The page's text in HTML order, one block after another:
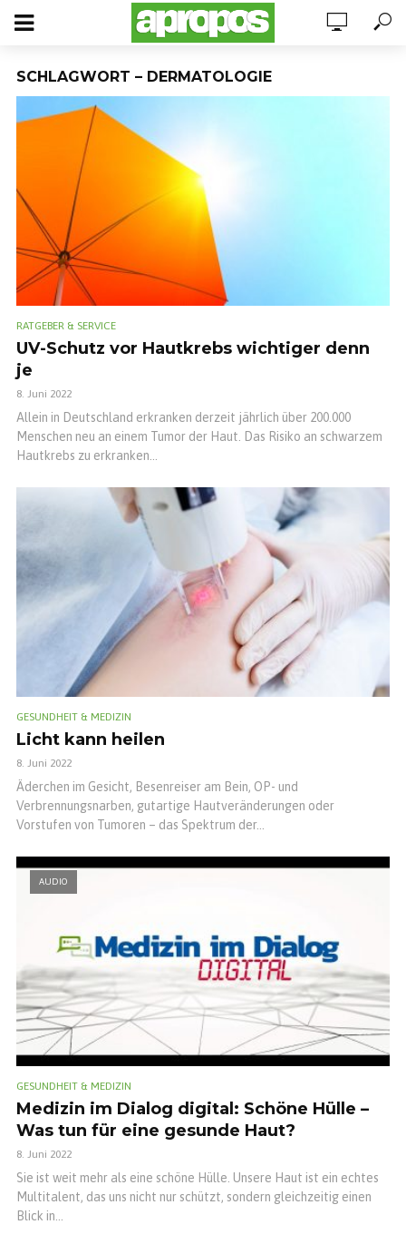
SCHLAGWORT – DERMATOLOGIE
RATGEBER & SERVICE
UV-Schutz vor Hautkrebs wichtiger denn
je
8. Juni 2022
Allein in Deutschland erkranken derzeit jährlich über 200.000
Menschen neu an einem Tumor der Haut. Das Risiko an schwarzem
Hautkrebs zu erkranken...
GESUNDHEIT & MEDIZIN
Licht kann heilen
8. Juni 2022
Äderchen im Gesicht, Besenreiser am Bein, OP- und
Verbrennungsnarben, gutartige Hautveränderungen oder
Vorstufen von Tumoren – das Spektrum der...
AUDIO
GESUNDHEIT & MEDIZIN
Medizin im Dialog digital: Schöne Hülle –
Was tun für eine gesunde Haut?
8. Juni 2022
Sie ist weit mehr als eine schöne Hülle. Unsere Haut ist ein echtes
Multitalent, das uns nicht nur schützt, sondern gleichzeitig einen
Blick in...